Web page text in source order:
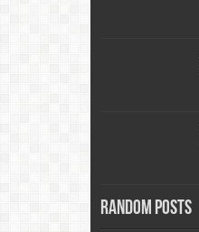
Random Posts